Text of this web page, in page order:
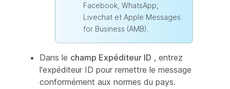
Facebook, WhatsApp,
Livechat et Apple Messages
for Business (AMB).
Dans le champ Expéditeur ID , entrez
l'expéditeur ID pour remettre le message
conformément aux normes du pays.